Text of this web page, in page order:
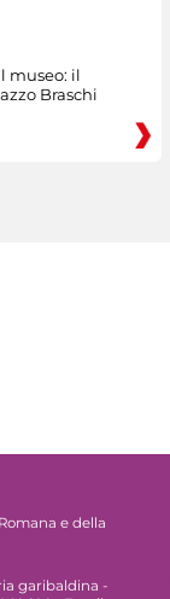
museo: il
Braschi
e della
garibaldina -